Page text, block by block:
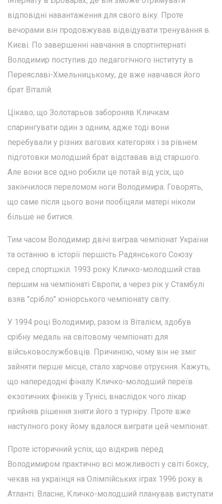
відповідні навантаження для свого віку. Проте
вечорами він продовжував відвідувати тренування в
Києві. По завершенні навчання в спортінтернаті
Володимир поступив до педагогічного інституту в
Переяславі-Хмельницькому, де вже навчався його
брат Віталій.
Цікаво, що Золотарьов забороняв Кличкам
спарингувати один з одним, адже тоді вони
перебували у різних вагових категоріях і за рівнем
підготовки молодший брат відставав від старшого.
Але вони все одно робили це потай від усіх, що
закінчилося переломом ноги Володимира. Говорять,
що саме після цього вони пообіцяли матері ніколи
більше не битися.
Тим часом Володимир двічі виграв чемпіонат України
та останню в історії першість Радянського Союзу
серед спортшкіл. 1993 року Кличко-молодший став
першим на чемпіонаті Європи, а через рік у Стамбулі
взяв "срібло" юніорського чемпіонату світу.
У 1994 році Володимир, разом із Віталієм, здобув
срібну медаль на світовому чемпіонаті для
військовослужбовців. Причиною, чому він не зміг
зайняти перше місце, стало харчове отруєння. Кажуть,
що напередодні фіналу Кличко-молодший переїв
екзотичних фініків у Тунісі, внаслідок чого лікар
прийняв рішення зняти його з турніру. Проте вже
наступного року йому вдалося виграти цей чемпіонат.
Проте історичний успіх, що відкрив перед
Володимиром практично всі можливості у світі боксу,
чекав на українця на Олімпійських іграх 1996 року в
Атланті. Власне, Кличко-молодший планував виступати